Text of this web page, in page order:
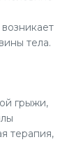
тела.
грыжи,
терапия,